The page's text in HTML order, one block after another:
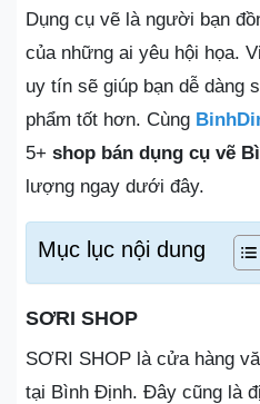
Dụng cụ vẽ là người bạn
của những ai yêu hội họa.
uy tín sẽ giúp bạn dễ dàng
phẩm tốt hơn. Cùng
5+ shop bán dụng cụ vẽ
lượng ngay dưới đây.
Mục lục nội dung
SƠRI SHOP
SƠRI SHOP là cửa hàng
tại Bình Định. Đây cũng là